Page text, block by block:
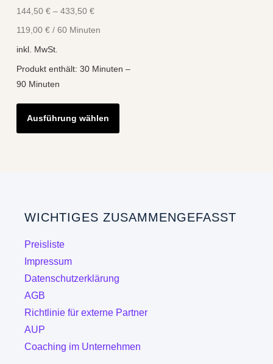
144,50 €– 433,50 €
119,00 €/ 60 Minuten
inkl. MwSt.
Produkt enthält: 30 Minuten –
90 Minuten
Ausführung wählen
Dieses
weist
Optionen
gewählt
WICHTIGES ZUSAMMENGEFASST
Preisliste
Impressum
Datenschutzerklärung
AGB
Richtlinie für externe Partner
AUP
Coaching im Unternehmen